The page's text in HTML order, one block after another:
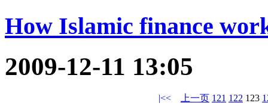
How Islamic finance
2009-12-11 13:05
|<< 上一页 121 122 123